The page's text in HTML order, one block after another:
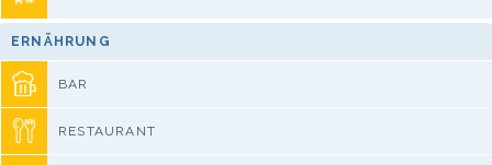
ERNÄHRUNG
BAR
RESTAURANT